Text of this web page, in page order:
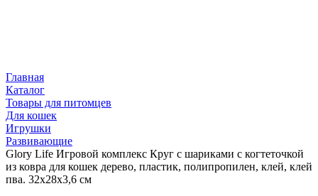
Главная
Каталог
Товары для питомцев
Для кошек
Игрушки
Развивающие
Glory Life Игровой комплекс Круг с шариками c когтеточкой
из ковра для кошек дерево, пластик, полипропилен, клей, клей
пва. 32х28х3,6 см